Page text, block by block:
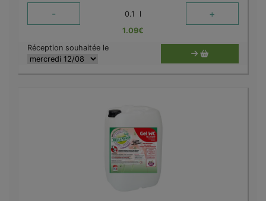
- 0.1 l +
1.09€
Réception souhaitée le